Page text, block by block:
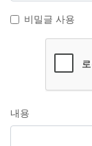
비밀글 사용
내용